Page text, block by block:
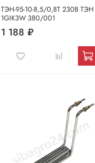
ТЭН-95-10-8,5/0,8Т 230В ТЭН
1GIK3W 380/001
1 188 ₽